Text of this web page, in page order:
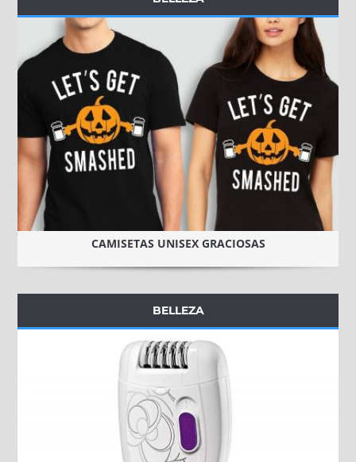
CAMISETAS UNISEX GRACIOSAS
BELLEZA